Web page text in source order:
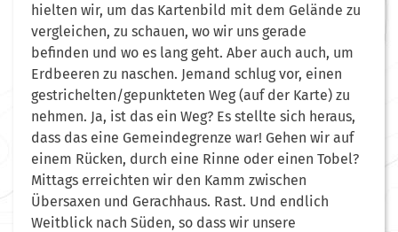
hielten wir, um das Kartenbild mit dem Gelände zu
vergleichen, zu schauen, wo wir uns gerade
befinden und wo es lang geht. Aber auch auch, um
Erdbeeren zu naschen. Jemand schlug vor, einen
gestrichelten/gepunkteten Weg (auf der Karte) zu
nehmen. Ja, ist das ein Weg? Es stellte sich heraus,
dass das eine Gemeindegrenze war! Gehen wir auf
einem Rücken, durch eine Rinne oder einen Tobel?
Mittags erreichten wir den Kamm zwischen
Übersaxen und Gerachhaus. Rast. Und endlich
Weitblick nach Süden, so dass wir unsere